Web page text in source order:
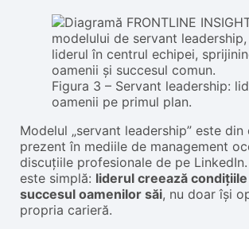
Figura 3 – Servant leadership:
oamenii pe primul plan.
Modelul „servant leadership” este din
prezent în mediile de management
discuțiile profesionale de pe
este simplă: liderul creează
succesul oamenilor săi, nu doar își
propria carieră.